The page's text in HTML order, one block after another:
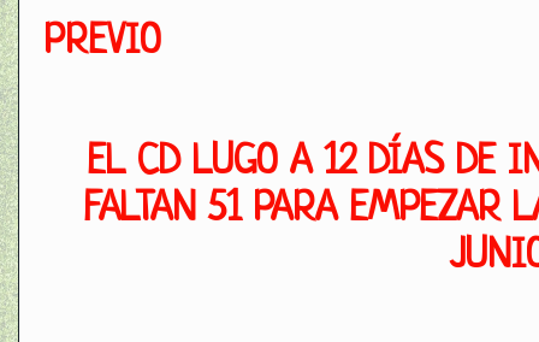
PREVIO
EL CD LUGO A 12 DÍAS DE
FALTAN 51 PARA EMPEZAR